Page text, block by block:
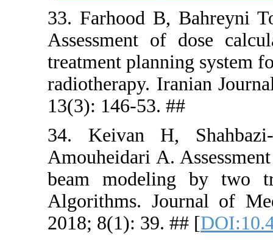
33.
treatment
13(3): 146-
34.
beam
2018; 8(1):